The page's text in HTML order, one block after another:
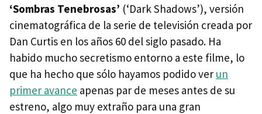
‘Sombras Tenebrosas’ (‘Dark Shadows’), versión
cinematográfica de la serie de televisión creada por
Dan Curtis en los años 60 del siglo pasado. Ha
habido mucho secretismo entorno a este filme, lo
que ha hecho que sólo hayamos podido ver un
primer avance apenas par de meses antes de su
estreno, algo muy extraño para una gran